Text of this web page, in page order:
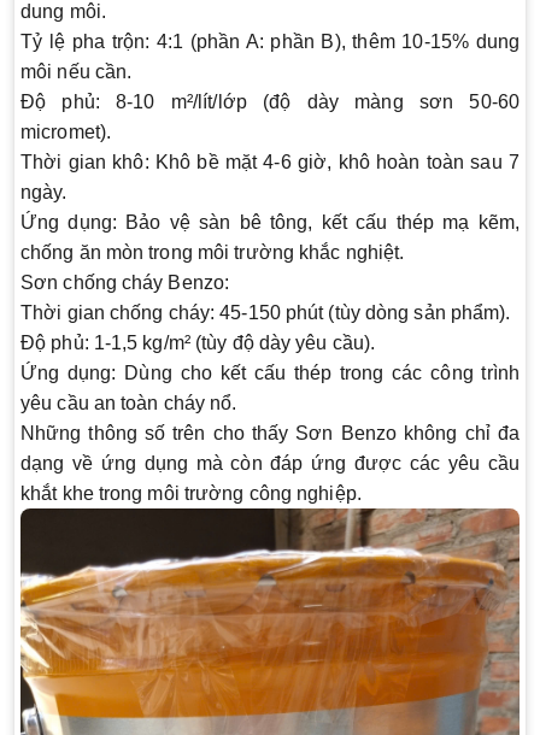
dung môi.
Tỷ lệ pha trộn: 4:1 (phần A: phần B), thêm 10-15% dung
môi nếu cần.
Độ phủ: 8-10 m²/lít/lớp (độ dày màng sơn 50-60
micromet).
Thời gian khô: Khô bề mặt 4-6 giờ, khô hoàn toàn sau 7
ngày.
Ứng dụng: Bảo vệ sàn bê tông, kết cấu thép mạ kẽm,
chống ăn mòn trong môi trường khắc nghiệt.
Sơn chống cháy Benzo:
Thời gian chống cháy: 45-150 phút (tùy dòng sản phẩm).
Độ phủ: 1-1,5 kg/m² (tùy độ dày yêu cầu).
Ứng dụng: Dùng cho kết cấu thép trong các công trình
yêu cầu an toàn cháy nổ.
Những thông số trên cho thấy Sơn Benzo không chỉ đa
dạng về ứng dụng mà còn đáp ứng được các yêu cầu
khắt khe trong môi trường công nghiệp.